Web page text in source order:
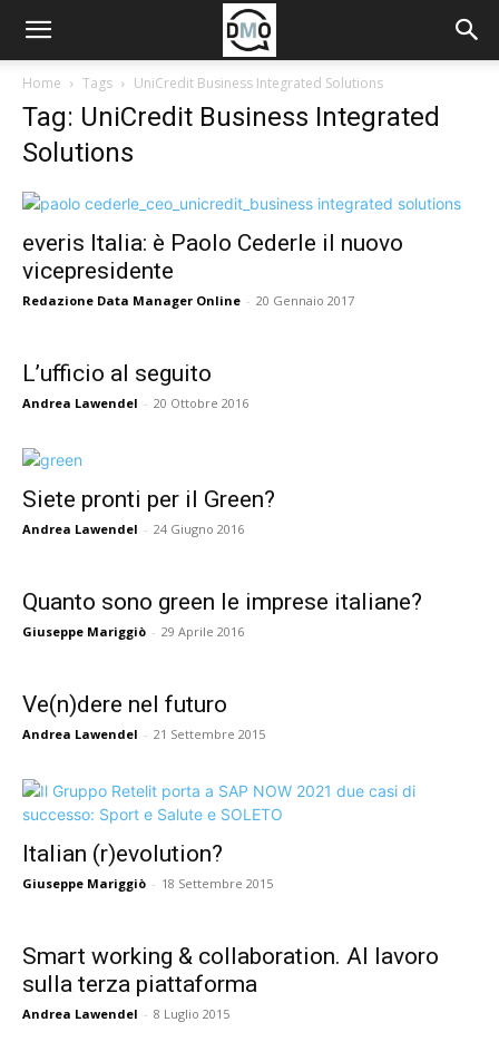
Home Tags UniCredit Business Integrated Solutions
Tag: UniCredit Business Integrated
Solutions
everis Italia: è Paolo Cederle il nuovo
vicepresidente
Redazione Data Manager Online - 20 Gennaio 2017
L’ufficio al seguito
Andrea Lawendel - 20 Ottobre 2016
Siete pronti per il Green?
Andrea Lawendel - 24 Giugno 2016
Quanto sono green le imprese italiane?
Giuseppe Mariggiò - 29 Aprile 2016
Ve(n)dere nel futuro
Andrea Lawendel - 21 Settembre 2015
Italian (r)evolution?
Giuseppe Mariggiò - 18 Settembre 2015
Smart working & collaboration. Al lavoro
sulla terza piattaforma
Andrea Lawendel - 8 Luglio 2015